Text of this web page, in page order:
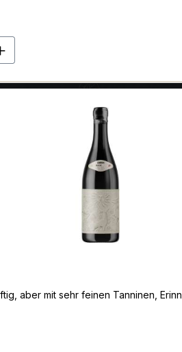
ein oder benutze
aber mit sehr feinen Tanninen,